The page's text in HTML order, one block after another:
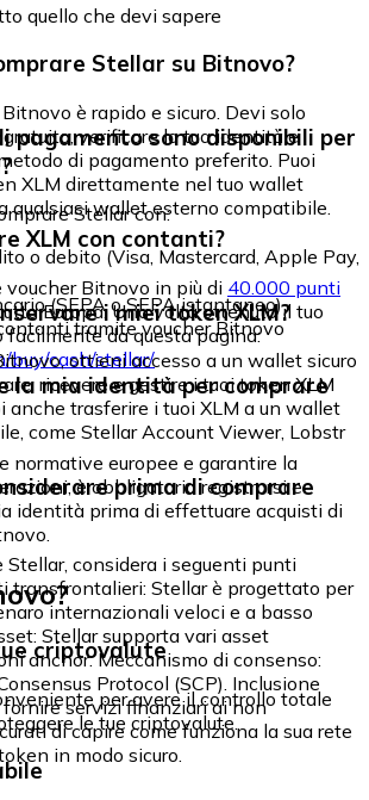
quello che devi sapere
Stellar su Bitnovo?
è rapido e sicuro. Devi solo
verificare la tua identità e
di pagamento preferito. Puoi
XLM direttamente nel tuo wallet
qualsiasi wallet esterno compatibile.
pagamento sono disponibili per
Stellar con:
o debito (Visa, Mastercard, Apple Pay,
(SEPA o SEPA istantaneo)
tramite voucher Bitnovo
XLM con contanti?
voucher Bitnovo in più di 40.000 punti
Europa. Una volta ottenuto il tuo
facilmente da questa pagina:
buy/cash/stellar/
i miei token XLM?
ottieni accesso a un wallet sicuro
ricevere e gestire i tuoi token XLM
anche trasferire i tuoi XLM a un wallet
come Stellar Account Viewer, Lobstr
la mia identità per comprare
normative europee e garantire la
è obbligatorio registrarsi e
identità prima di effettuare acquisti di
prima di comprare
Stellar, considera i seguenti punti
transfrontalieri: Stellar è progettato per
internazionali veloci e a basso
Stellar supporta vari asset
anchor. Meccanismo di consenso:
Protocol (SCP). Inclusione
servizi finanziari ai non
di capire come funziona la sua rete
in modo sicuro.
criptovalute
per avere il controllo totale
le tue criptovalute.